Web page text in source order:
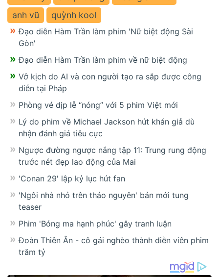
anh vũ
quỳnh kool
Đạo diễn Hàm Trần làm phim 'Nữ biệt động Sài
Gòn'
Đạo diễn Hàm Trần làm phim về nữ biệt động
Vở kịch do AI và con người tạo ra sắp được công
diễn tại Pháp
Phòng vé dịp lễ “nóng” với 5 phim Việt mới
Lý do phim về Michael Jackson hút khán giả dù
nhận đánh giá tiêu cực
Ngược đường ngược nắng tập 11: Trung rung động
trước nét đẹp lao động của Mai
'Conan 29' lập kỷ lục hút fan
'Ngôi nhà nhỏ trên thảo nguyên' bản mới tung
teaser
Phim 'Bóng ma hạnh phúc' gây tranh luận
Đoàn Thiên Ân - cô gái nghèo thành diễn viên phim
trăm tỷ